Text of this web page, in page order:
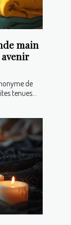
main
de
tenues...